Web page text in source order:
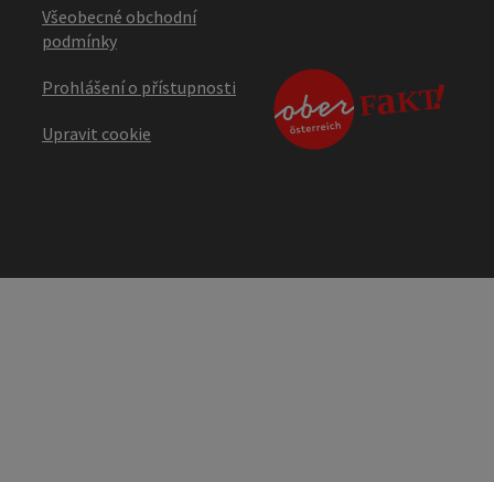
Všeobecné obchodní
podmínky
Prohlášení o přístupnosti
Upravit cookie